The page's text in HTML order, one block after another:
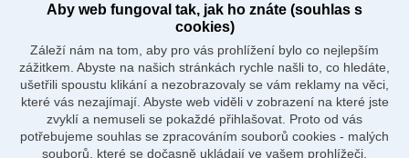
založená Královéhradeckým
krajem, který je jediným
akcionářem společnosti.
Aby web fungoval tak, jak ho znáte (souhlas s
cookies)
Záleží nám na tom, aby pro vás prohlížení bylo co nejlepším
zážitkem. Abyste na našich stránkách rychle našli to, co hledáte,
ušetřili spoustu klikání a nezobrazovaly se vám reklamy na věci,
které vás nezajímají. Abyste web viděli v zobrazení na které jste
zvyklí a nemuseli se pokaždé přihlašovat. Proto od vás
potřebujeme souhlas se zpracováním souborů cookies - malých
souborů, které se dočasně ukládají ve vašem prohlížeči.